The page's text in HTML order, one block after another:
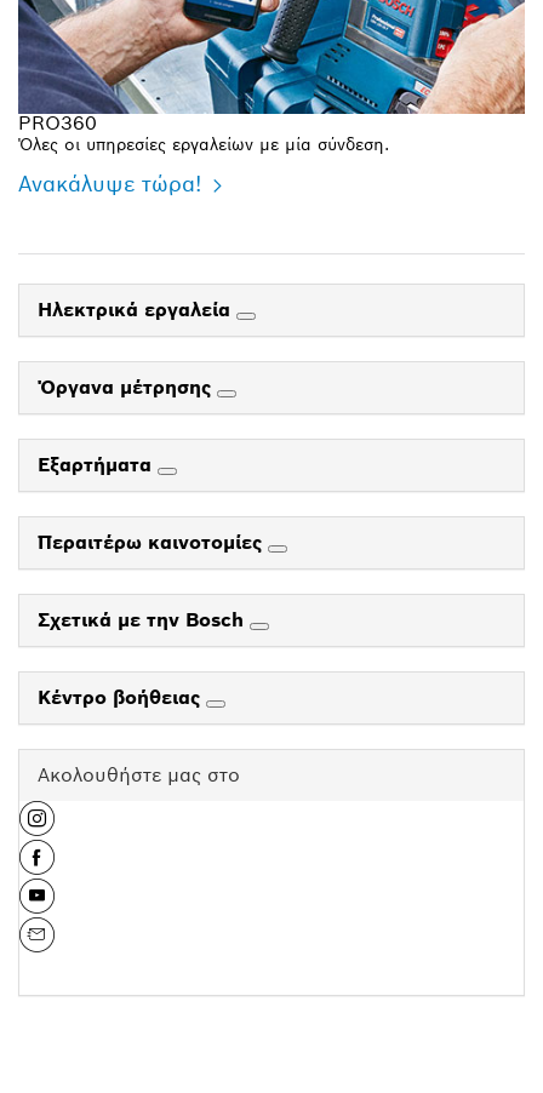
PRO360
Όλες οι υπηρεσίες εργαλείων με μία σύνδεση.
Ανακάλυψε τώρα!
Ηλεκτρικά εργαλεία
Όργανα μέτρησης
Εξαρτήματα
Περαιτέρω καινοτομίες
Σχετικά με την Bosch
Κέντρο βοήθειας
Ακολουθήστε μας στο